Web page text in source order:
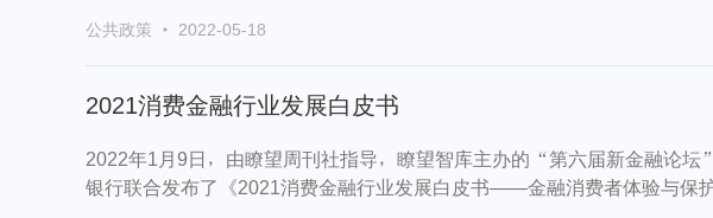
公共政策 · 2022-05-18
2021消费金融行业发展白皮书
2022年1月9日，由瞭望周刊社指导，瞭望智库主办的“第六届新金融论
银行联合发布了《2021消费金融行业发展白皮书——金融消费者体验与保